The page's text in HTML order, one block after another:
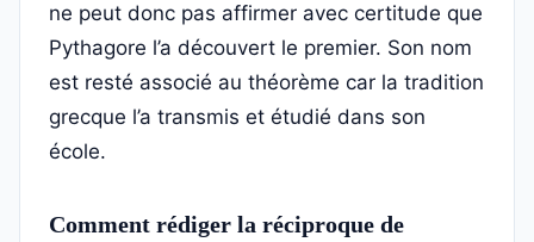
ne peut donc pas affirmer avec certitude que
Pythagore l’a découvert le premier. Son nom
est resté associé au théorème car la tradition
grecque l’a transmis et étudié dans son
école.
Comment rédiger la réciproque de